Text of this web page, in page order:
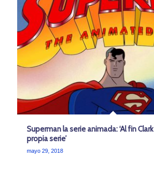
Superman la serie animada: ‘Al fin
propia serie’
mayo 29, 2018